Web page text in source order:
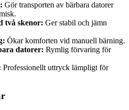
Gör transporten av bärbara datorer
två skenor: Ger stabil och jämn
Ökar komforten vid manuell bärning.
datorer: Rymlig förvaring för
Professionellt uttryck lämpligt för